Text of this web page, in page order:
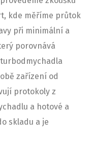
kde měříme průtok
při minimální a
porovnává
zařízení od
protokoly z
a hotové a
skladu a je